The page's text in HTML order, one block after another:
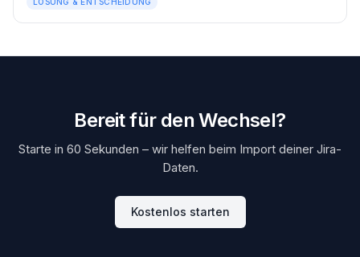
Bereit für den Wechsel?
Starte in 60 Sekunden – wir helfen beim Import deiner Jira-
Daten.
Kostenlos starten